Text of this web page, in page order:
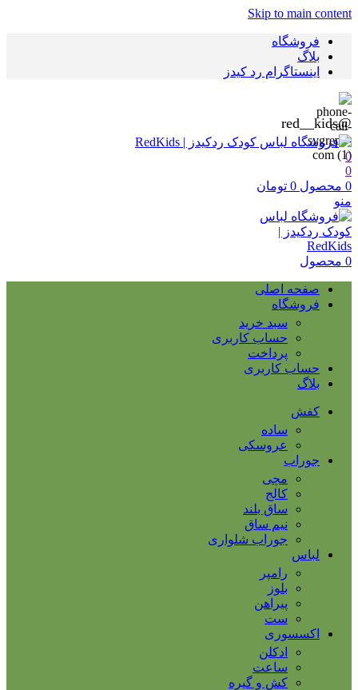
Skip to main content
فروشگاه
بلاگ
اینستاگرام رد کیدز
@red__kids
0
0
0 محصول 0 تومان
منو
0 محصول
صفحه اصلی
فروشگاه
سبد خرید
حساب کاربری
پرداخت
حساب کاربری
بلاگ
کفش
ساده
عروسکی
جوراب
مچی
کالج
ساق بلند
نیم ساق
جوراب شلواری
لباس
رامپر
بلوز
پیراهن
ست
اکسسوری
ادکلن
ساعت
کش و گیره